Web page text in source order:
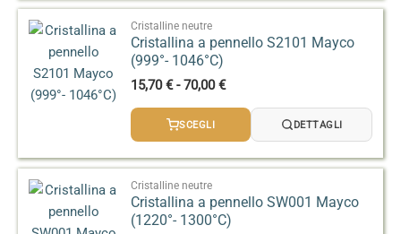
a
Cristalline neutre
Cristallina a pennello S2101 Mayco
(999°- 1046°C)
15,70€ - 70,00€Fascia
prezzo:
a
SCEGLI DETTAGLI
Cristalline neutre
Cristallina a pennello SW001 Mayco
(1220°- 1300°C)